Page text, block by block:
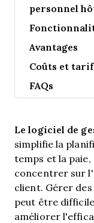
personnel
Avantages
Coûts et
FAQs
Le logiciel de
simplifie la
temps et la
concentrer sur
client. Gérer
peut être
améliorer